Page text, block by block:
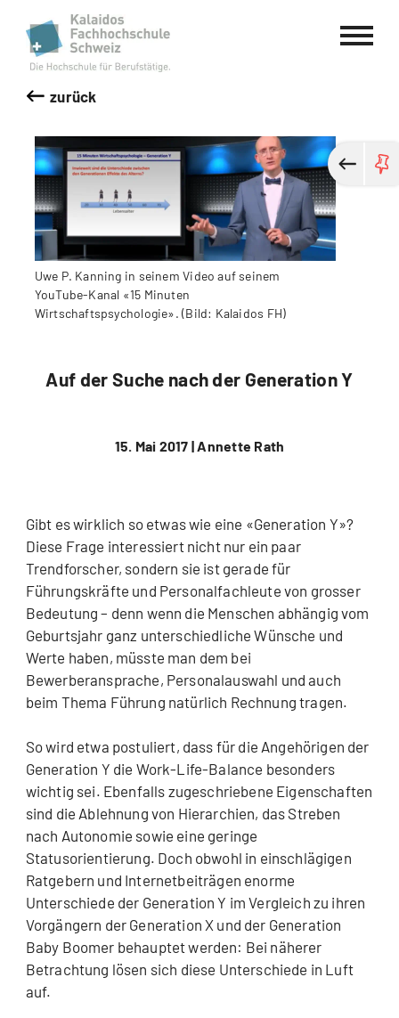
Kalaidos Fachhochschule Schweiz
zurück
Uwe P. Kanning in seinem Video auf seinem
YouTube-Kanal «15 Minuten
Wirtschaftspsychologie». (Bild: Kalaidos FH)
Auf der Suche nach der Generation Y
15. Mai 2017 |Annette Rath
Gibt es wirklich so etwas wie eine «Generation Y»?
Diese Frage interessiert nicht nur ein paar
Trendforscher, sondern sie ist gerade für
Führungskräfte und Personalfachleute von grosser
Bedeutung – denn wenn die Menschen abhängig vom
Geburtsjahr ganz unterschiedliche Wünsche und
Werte haben, müsste man dem bei
Bewerberansprache, Personalauswahl und auch
beim Thema Führung natürlich Rechnung tragen.
So wird etwa postuliert, dass für die Angehörigen der
Generation Y die Work-Life-Balance besonders
wichtig sei. Ebenfalls zugeschriebene Eigenschaften
sind die Ablehnung von Hierarchien, das Streben
nach Autonomie sowie eine geringe
Statusorientierung. Doch obwohl in einschlägigen
Ratgebern und Internetbeiträgen enorme
Unterschiede der Generation Y im Vergleich zu ihren
Vorgängern der Generation X und der Generation
Baby Boomer behauptet werden: Bei näherer
Betrachtung lösen sich diese Unterschiede in Luft
auf.